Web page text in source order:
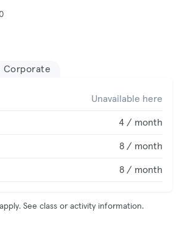
Corporate
Unavailable here
4 / month
8 / month
8 / month
See class or activity information.